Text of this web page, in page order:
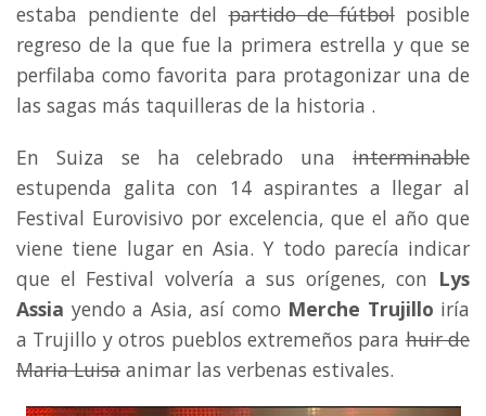
estaba pendiente delpartido de fútbolposible
regreso de la que fue la primera estrella y que se
perfilaba como favorita para protagonizar una de
las sagas más taquilleras de la historia .
En Suiza se ha celebrado una interminable
estupenda galita con 14 aspirantes a llegar al
Festival Eurovisivo por excelencia, que el año que
viene tiene lugar en Asia. Y todo parecía indicar
que el Festival volvería a sus orígenes, con Lys
Assia yendo a Asia, así como Merche Trujillo iría
a Trujillo y otros pueblos extremeños parahuir de
Maria Luisa animar las verbenas estivales.